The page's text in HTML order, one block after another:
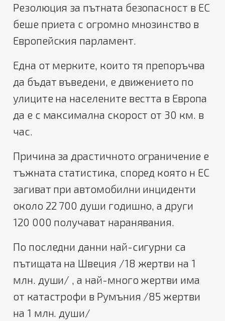
Резолюция за пътната безопасност в ЕС
беше приета с огромно мнозинство в
Европейския парламент.
Една от мерките, които тя препоръчва
да бъдат въведени, е движението по
улиците на населените вестта в Европа
да е с максимална скорост от 30 км. в
час.
Причина за драстичното ограничение е
тъжната статистика, според която н ЕС
загиват при автомобилни инциденти
около 22 700 души годишно, а други
120 000 получават наранявания.
По последни данни най-сигурни са
пътищата на Швеция /18 жертви на 1
млн. души/ , а най-много жертви има
от катастрофи в Румъния /85 жертви
на 1 млн. души/